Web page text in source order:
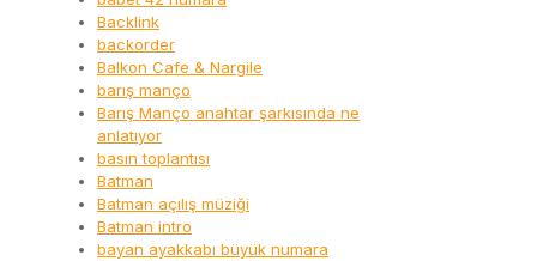
Backlink
backorder
Balkon Cafe & Nargile
barış manço
Barış Manço anahtar şarkısında ne
anlatıyor
basın toplantısı
Batman
Batman açılış müziği
Batman intro
bayan ayakkabı büyük numara